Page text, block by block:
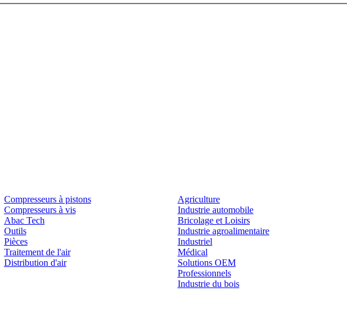
Compresseurs à pistons
Compresseurs à vis
Abac Tech
Outils
Pièces
Traitement de l'air
Distribution d'air
Agriculture
Industrie automobile
Bricolage et Loisirs
Industrie agroalimentaire
Industriel
Médical
Solutions OEM
Professionnels
Industrie du bois